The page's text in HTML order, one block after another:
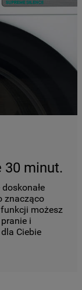
30 minut.
znacząco
możesz
i
Ciebie